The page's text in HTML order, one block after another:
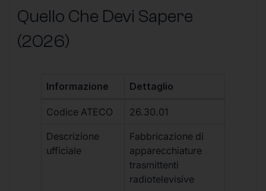
Quello Che Devi Sapere
(2026)
Informazione Dettaglio
Codice ATECO 26.30.01
Descrizione
ufficiale
Fabbricazione di
apparecchiature
trasmittenti
radiotelevisive